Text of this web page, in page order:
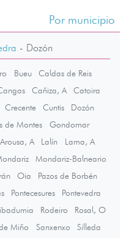
Por municipio
- Dozón
Bueu
Caldas de Reis
Cañiza, A
Catoira
Crecente Cuntis
Dozón
de Montes
Gondomar
A Lalín
Lama, A
Mondariz-Balneario
Oia
Pazos de Borbén
Pontecesures
Pontevedra
Rodeiro
Rosal, O
Miño Sanxenxo
Silleda